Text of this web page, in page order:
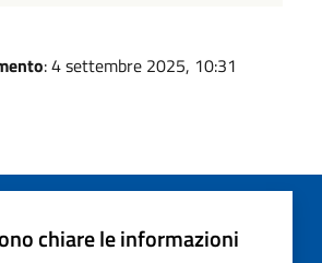
: 4 settembre 2025, 10:31
chiare le informazioni